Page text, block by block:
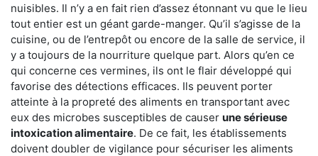
nuisibles. Il n’y a en fait rien d’assez étonnant vu que le lieu
tout entier est un géant garde-manger. Qu’il s’agisse de la
cuisine, ou de l’entrepôt ou encore de la salle de service, il
y a toujours de la nourriture quelque part. Alors qu’en ce
qui concerne ces vermines, ils ont le flair développé qui
favorise des détections efficaces. Ils peuvent porter
atteinte à la propreté des aliments en transportant avec
eux des microbes susceptibles de causer une sérieuse
intoxication alimentaire. De ce fait, les établissements
doivent doubler de vigilance pour sécuriser les aliments